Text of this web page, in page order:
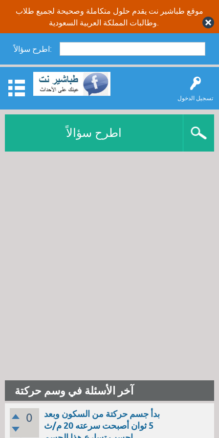
موقع طباشير نت يقدم حلول متكاملة وصحيحة لجميع طلاب
اطرح سؤالاً:
تسجيل الدخول
اطرح سؤالاً
آخر الأسئلة في وسم حركتة
0
بدأ جسم حركتة من السكون وبعد
5 ثوان أصبحت سرعته 20 م/ث